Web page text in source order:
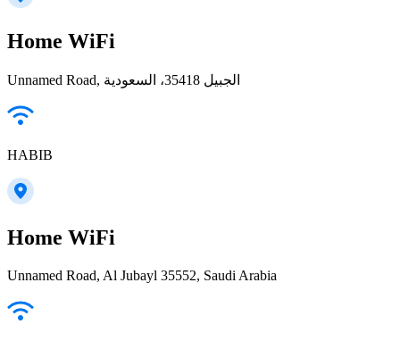
Home WiFi
Unnamed Road, الجبيل 35418، السعودية
HABIB
Home WiFi
Unnamed Road, Al Jubayl 35552, Saudi Arabia